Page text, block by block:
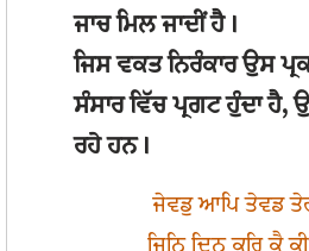
ਜਾਚ ਮਿਲ ਜਾਦੀਂ ਹੈ।
ਜਿਸ ਵਕਤ ਨਿਰੰਕਾਰ ਉਸ
ਸੰਸਾਰ ਵਿੱਚ ਪ੍ਰਗਟ ਹੁੰਦਾ ਹੈ,
ਰਹੇ ਹਨ।
ਜੇਵਡੁ ਆਪਿ ਤੇਵਡ